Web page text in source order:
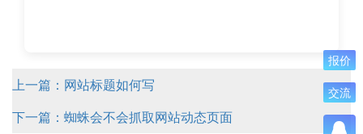
上一篇：网站标题如何写
下一篇：蜘蛛会不会抓取网站动态页面
报价
交流